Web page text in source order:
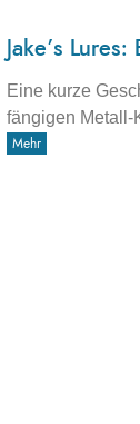
Jake’s
Eine kurze
fängigen Metall-
Mehr